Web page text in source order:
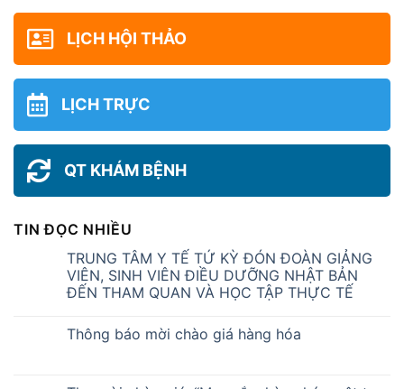
LỊCH HỘI THẢO
LỊCH TRỰC
QT KHÁM BỆNH
TIN ĐỌC NHIỀU
TRUNG TÂM Y TẾ TỨ KỲ ĐÓN ĐOÀN GIẢNG
VIÊN, SINH VIÊN ĐIỀU DƯỠNG NHẬT BẢN
ĐẾN THAM QUAN VÀ HỌC TẬP THỰC TẾ
Thông báo mời chào giá hàng hóa